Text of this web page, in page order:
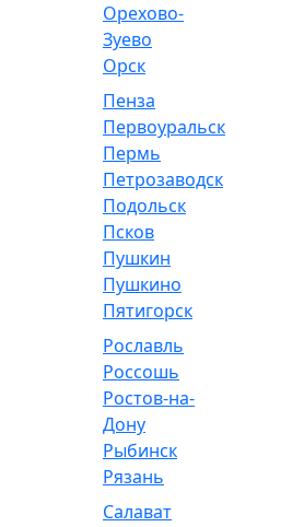
Орехово-
Зуево
Орск
Пенза
Первоуральск
Пермь
Петрозаводск
Подольск
Псков
Пушкин
Пушкино
Пятигорск
Рославль
Россошь
Ростов-на-
Дону
Рыбинск
Рязань
Салават